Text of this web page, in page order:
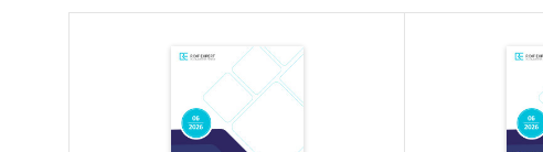
«Анализ
2012-2016